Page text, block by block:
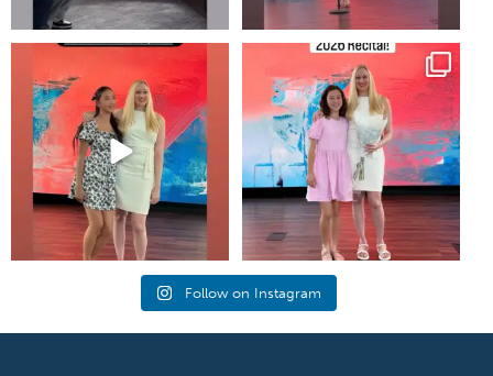
#piano #newportbeachmom
#pianolessons
5 0
Annual music recital at shepherds
grove in irvine!
25 1
Follow on Instagram